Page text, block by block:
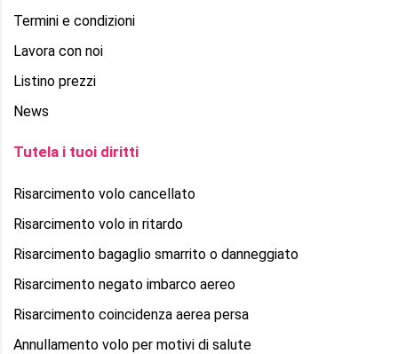
Termini e condizioni
Lavora con noi
Listino prezzi
News
Tutela i tuoi diritti
Risarcimento volo cancellato
Risarcimento volo in ritardo
Risarcimento bagaglio smarrito o danneggiato
Risarcimento negato imbarco aereo
Risarcimento coincidenza aerea persa
Annullamento volo per motivi di salute